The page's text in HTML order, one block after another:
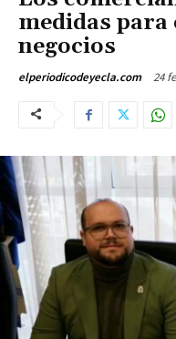
medidas
negocios
elperiodicodeyecla.com 24